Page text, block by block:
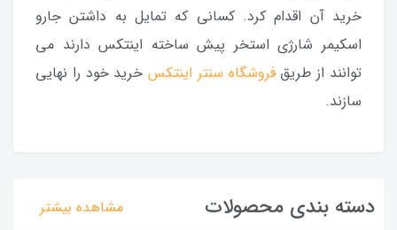
خرید آن اقدام کرد. کسانی که تمایل به داشتن جارو
اسکیمر شارژی استخر پیش ساخته اینتکس دارند می
توانند از طریقفروشگاه سنتر اینتکسخرید خود را نهایی
سازند.
دسته بندی محصولات مشاهده بیشتر